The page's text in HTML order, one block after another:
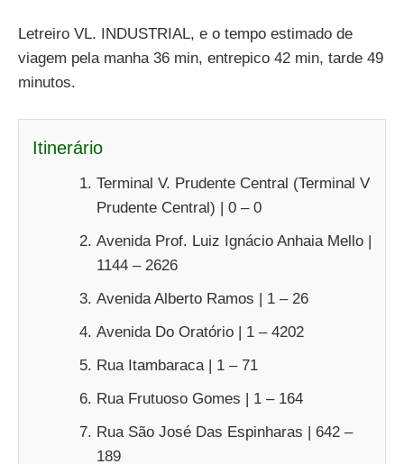
Letreiro VL. INDUSTRIAL, e o tempo estimado de
viagem pela manha 36 min, entrepico 42 min, tarde 49
minutos.
Itinerário
Terminal V. Prudente Central (Terminal V
Prudente Central) | 0 – 0
Avenida Prof. Luiz Ignácio Anhaia Mello |
1144 – 2626
Avenida Alberto Ramos | 1 – 26
Avenida Do Oratório | 1 – 4202
Rua Itambaraca | 1 – 71
Rua Frutuoso Gomes | 1 – 164
Rua São José Das Espinharas | 642 –
189